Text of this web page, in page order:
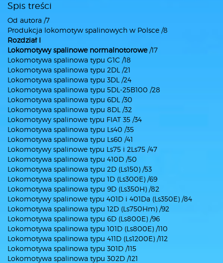
Spis treści
Od autora /7
Produkcja lokomotyw spalinowych w Polsce /8
Rozdział I
Lokomotywy spalinowe normalnotorowe/17
Lokomotywa spalinowa typu G1C /18
Lokomotywa spalinowa typu 2DL /21
Lokomotywa spalinowa typu 3DL /24
Lokomotywa spalinowa typu 5DL-25B100 /28
Lokomotywa spalinowa typu 6DL /30
Lokomotywa spalinowa typu 8DL /32
Lokomotywy spalinowe typu FIAT 35 /34
Lokomotywa spalinowa typu Ls40 /35
Lokomotywa spalinowa typu Ls60 /41
Lokomotywy spalinowe typu Ls75 i 2Ls75 /47
Lokomotywa spalinowa typu 410D /50
Lokomotywa spalinowa typu 2D (Ls150) /53
Lokomotywa spalinowa typu 1D (Ls300E) /69
Lokomotywa spalinowa typu 9D (Ls350H) /82
Lokomotywy spalinowe typu 401D i 401Da (Ls350E) /84
Lokomotywa spalinowa typu 12D (Ls750Hm) /92
Lokomotywa spalinowa typu 6D (Ls800E) /96
Lokomotywa spalinowa typu 101D (Ls800E) /110
Lokomotywa spalinowa typu 411D (Ls1200E) /112
Lokomotywa spalinowa typu 301D /115
Lokomotywa spalinowa typu 302D /121